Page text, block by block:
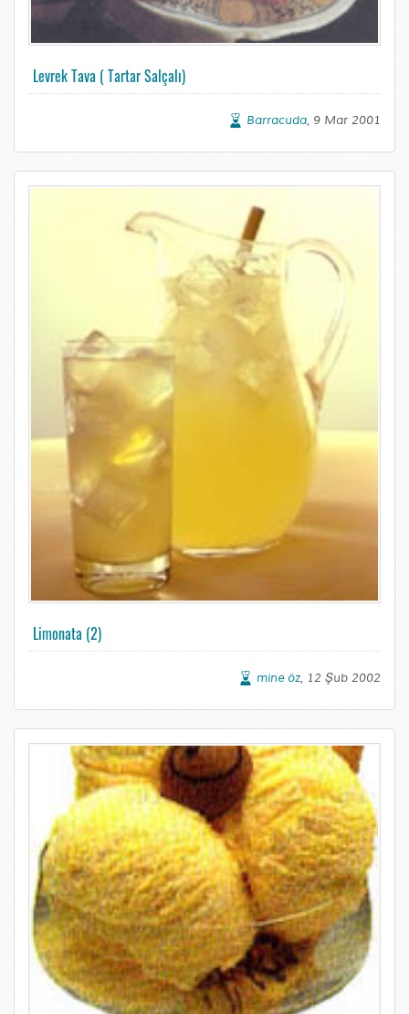
Levrek Tava ( Tartar Salçalı)
Barracuda, 9 Mar 2001
Limonata (2)
mine öz, 12 Şub 2002